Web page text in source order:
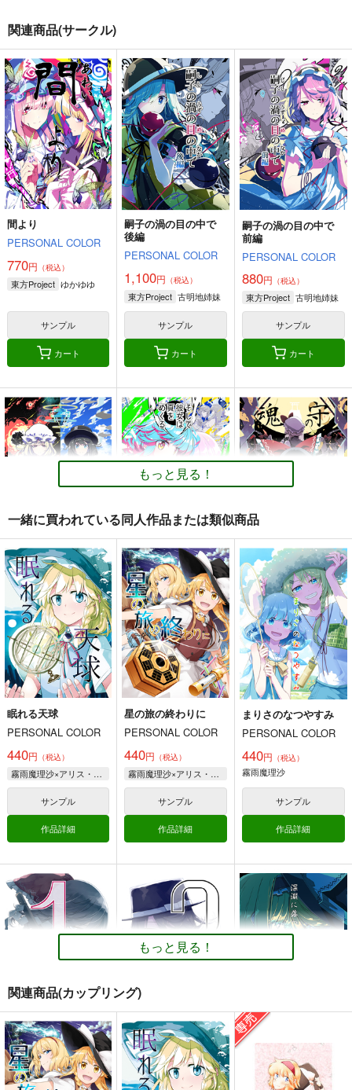
本能のままに。総集編
自称清純派
770円（税込）
東方Project
博麗霊夢
フランドール＝スカーレット
レミリア＝スカーレット
サンプル
カート
３の色
PERSONAL COLOR
1,100円（税込）
東方Project
霧雨魔理沙×アリス
サンプル
カート
２の色
PERSONAL COLOR
1,100円（税込）
東方Project
レミリア×十六夜咲夜
サンプル
カート
１の色
PERSONAL COLOR
1,100円（税込）
霧雨魔理沙×アリス
サンプル
カート
ニートの奇妙な冒険・
完全版
さいピン
2,420円（税込）
東方Project
十六夜咲夜
サンプル
カート
乙女ジャンキー 再録
集6
ギロチン銀座
1,352円（税込）
青蛾娘々
カート
はじめてのおしおき！
shimeji777
330円（税込）
東方Project
魂魄妖夢
サンプル
カート
東方オールナイト
Best!！
アトモスフィア
専売 1,320円（税込）
東方Project
サンプル
カート
夜行百鬼祭
1,210円（税込）
東方Project
封獣ぬえ
二ッ岩マミゾウ
サンプル
カート
関連商品(サークル)
間より
PERSONAL COLOR
770円 （税込）
東方Project ゆかゆゆ
サンプル
カート
嗣子の渦の目の中で
後編
PERSONAL COLOR
1,100円 （税込）
東方Project 古明地姉妹
サンプル
カート
嗣子の渦の目の中で
前編
PERSONAL COLOR
880円 （税込）
東方Project 古明地姉妹
サンプル
カート
茫漠にて霞みゆく
PERSONAL COLOR
770円（税込）
東方Project 秘封倶楽部
サンプル
カート
そして彼女は頁をめく
る
PERSONAL COLOR
770円（税込）
東方Project レミパチェ
サンプル
カート
魂の守
PERSONAL COLOR
660円（税込）
東方Project ゆかれいむ
サンプル
カート
シャーレのねこ先生
PERSONAL COLOR
ブルーアーカイブ -Blue Archive-
カート
廻国の海
PERSONAL COLOR
770円 （税込）
東方Project 秘封倶楽部
カート
神社になわばりが出来
るまで
PERSONAL COLOR
660円（税込）
カート
もっと見る！
一緒に買われている同人作品または類似商品
眠れる天球
PERSONAL COLOR
440円 （税込）
霧雨魔理沙×アリス・マーガトロイド
サンプル
作品詳細
星の旅の終わりに
PERSONAL COLOR
440円 （税込）
霧雨魔理沙×アリス・マーガトロイド
サンプル
作品詳細
まりさのなつやすみ
PERSONAL COLOR
440円 （税込）
霧雨魔理沙
サンプル
作品詳細
１の色
PERSONAL COLOR
1,100円（税込）
３の色
PERSONAL COLOR
1,100円（税込）
深淵に落つ
PERSONAL COLOR
円（税込）
もっと見る！
関連商品(カップリング)